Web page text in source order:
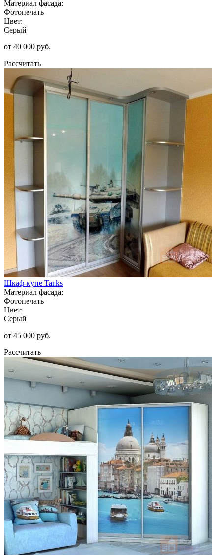
Материал фасада:
Фотопечать
Цвет:
Серый
от 40 000 руб.
Рассчитать
Шкаф-купе Tanks
Материал фасада:
Фотопечать
Цвет:
Серый
от 45 000 руб.
Рассчитать